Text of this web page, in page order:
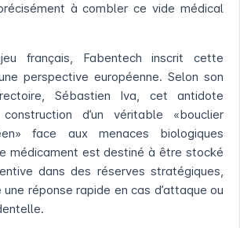
à combler ce vide médical
français, Fabentech inscrit cette
perspective européenne. Selon son
Sébastien Iva, cet antidote
d’un véritable «bouclier
face aux menaces biologiques
médicament est destiné à être stocké
dans des réserves stratégiques,
réponse rapide en cas d’attaque ou